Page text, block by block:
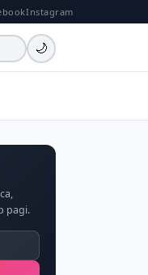
Instagram
🌙
pagi.